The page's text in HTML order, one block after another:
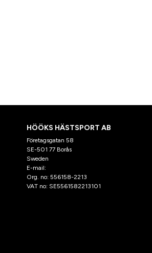
HÖÖKS HÄSTSPORT AB
Företagsgatan 58
SE-501 77 Borås
Sweden
E-mail:
Org. no: 556158-2213
VAT no: SE5561582213101